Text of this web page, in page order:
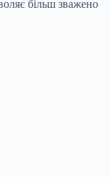
більш зважено